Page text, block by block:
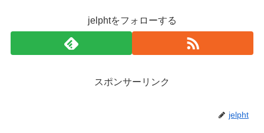
jelphtをフォローする
スポンサーリンク
jelpht